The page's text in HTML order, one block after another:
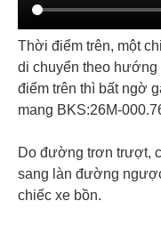
Thời điểm trên, một
di chuyển theo
điểm trên thì bất ngờ
mang BKS:26M-
Do đường trơn trượt,
sang làn đường
chiếc xe bồn.